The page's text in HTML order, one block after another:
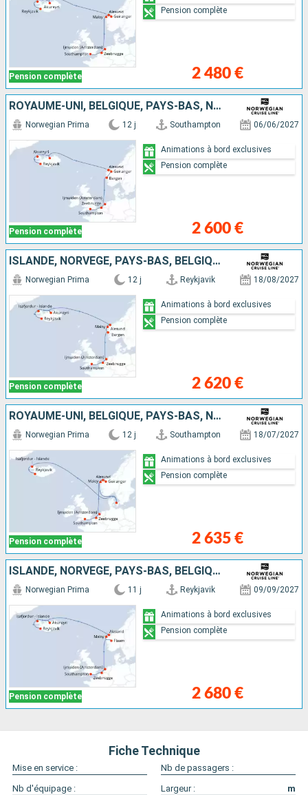
Pension complète 2 480 €
Pension complète
ROYAUME-UNI, BELGIQUE, PAYS-BAS, NORVÈGE, ISLANDE
Pension complète
Norwegian Prima 12 j Southampton 06/06/2027
2 600 €
Animations à bord exclusives
Pension complète
ISLANDE, NORVÈGE, PAYS-BAS, BELGIQUE, ROYAUME-UNI
Pension complète
Norwegian Prima 12 j Reykjavik 18/08/2027
2 620 €
Animations à bord exclusives
Pension complète
ROYAUME-UNI, BELGIQUE, PAYS-BAS, NORVÈGE, FÉROÉ (ÎLES), ISLANDE
Pension complète
Norwegian Prima 12 j Southampton 18/07/2027
2 635 €
Animations à bord exclusives
Pension complète
ISLANDE, NORVÈGE, PAYS-BAS, BELGIQUE, ROYAUME-UNI
Pension complète
Norwegian Prima 11 j Reykjavik 09/09/2027
2 680 €
Animations à bord exclusives
Pension complète
Fiche Technique
Mise en service :
Nb de passagers :
Nb d'équipage :
Largeur :
m